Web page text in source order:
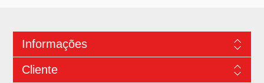
Informações
Cliente